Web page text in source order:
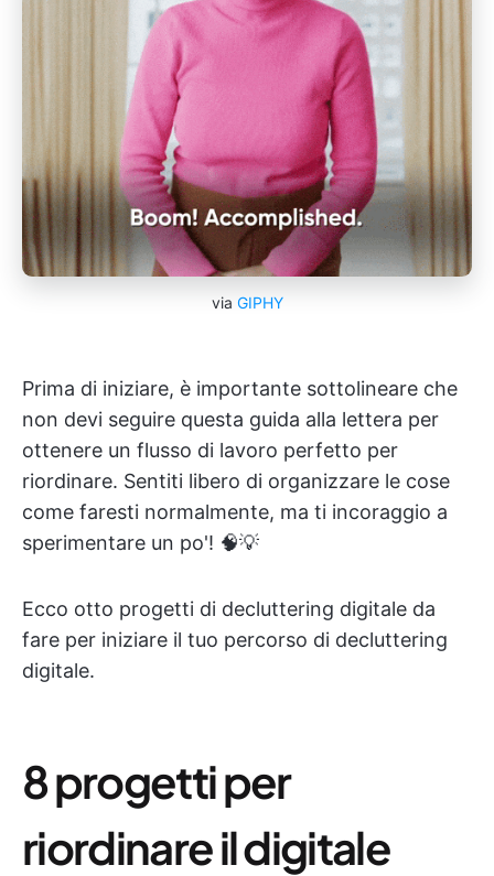
via GIPHY
Prima di iniziare, è importante sottolineare che
non devi seguire questa guida alla lettera per
ottenere un flusso di lavoro perfetto per
riordinare. Sentiti libero di organizzare le cose
come faresti normalmente, ma ti incoraggio a
sperimentare un po'! 🧠💡
Ecco otto progetti di decluttering digitale da
fare per iniziare il tuo percorso di decluttering
digitale.
8 progetti per
riordinare il digitale